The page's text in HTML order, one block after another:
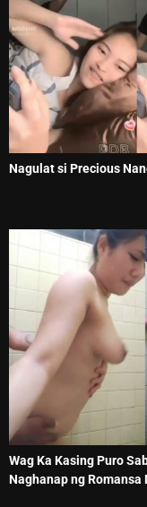
Nagulat si Precious
Wag Ka Kasing Puro
Naghanap ng Romansa